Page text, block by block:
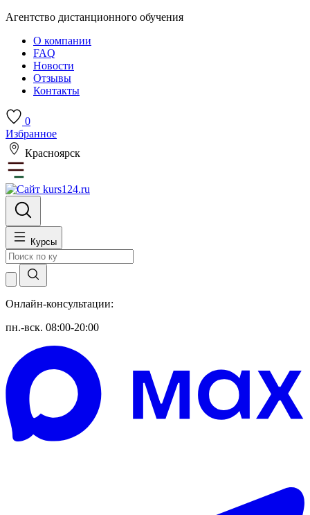
Агентство дистанционного обучения
О компании
FAQ
Новости
Отзывы
Контакты
0
Избранное
Красноярск
Курсы
Онлайн-консультации:
пн.-вск. 08:00-20:00